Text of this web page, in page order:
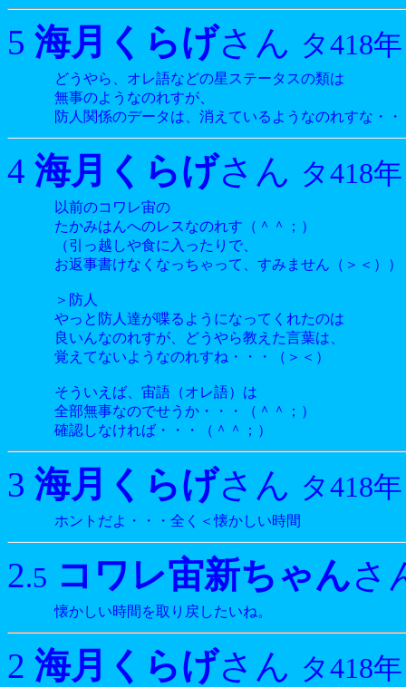
5 海月くらげさん タ418
どうやら、オレ語などの星ステータスの類は
無事のようなのれすが、
防人関係のデータは、消えているようなのれすな・
4 海月くらげさん タ418
以前のコワレ宙の
たかみはんへのレスなのれす（＾＾；）
（引っ越しや食に入ったりで、
お返事書けなくなっちゃって、すみません（＞＜））
＞防人
やっと防人達が喋るようになってくれたのは
良いんなのれすが、どうやら教えた言葉は、
覚えてないようなのれすね・・・（＞＜）
そういえば、宙語（オレ語）は
全部無事なのでせうか・・・（＾＾；）
確認しなければ・・・（＾＾；）
3 海月くらげさん タ418
ホントだよ・・・全く＜懐かしい時間
2.5 コワレ宙新ちゃんさ
懐かしい時間を取り戻したいね。
2 海月くらげさん タ418